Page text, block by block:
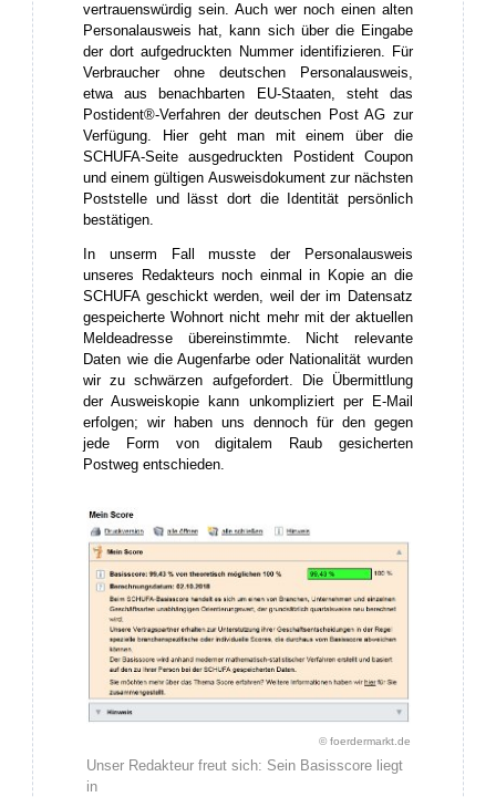
vertrauenswürdig sein. Auch wer noch einen alten
Personalausweis hat, kann sich über die Eingabe
der dort aufgedruckten Nummer identifizieren. Für
Verbraucher ohne deutschen Personalausweis,
etwa aus benachbarten EU-Staaten, steht das
Postident®-Verfahren der deutschen Post AG zur
Verfügung. Hier geht man mit einem über die
SCHUFA-Seite ausgedruckten Postident Coupon
und einem gültigen Ausweisdokument zur nächsten
Poststelle und lässt dort die Identität persönlich
bestätigen.
In unserm Fall musste der Personalausweis
unseres Redakteurs noch einmal in Kopie an die
SCHUFA geschickt werden, weil der im Datensatz
gespeicherte Wohnort nicht mehr mit der aktuellen
Meldeadresse übereinstimmte. Nicht relevante
Daten wie die Augenfarbe oder Nationalität wurden
wir zu schwärzen aufgefordert. Die Übermittlung
der Ausweiskopie kann unkompliziert per E-Mail
erfolgen; wir haben uns dennoch für den gegen
jede Form von digitalem Raub gesicherten
Postweg entschieden.
© foerdermarkt.de
Unser Redakteur freut sich: Sein Basisscore liegt
in